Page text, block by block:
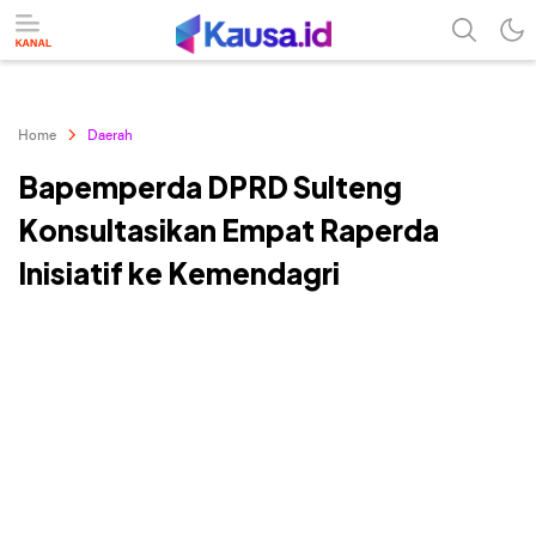
Home Daerah
Bapemperda DPRD Sulteng
Konsultasikan Empat Raperda
Inisiatif ke Kemendagri